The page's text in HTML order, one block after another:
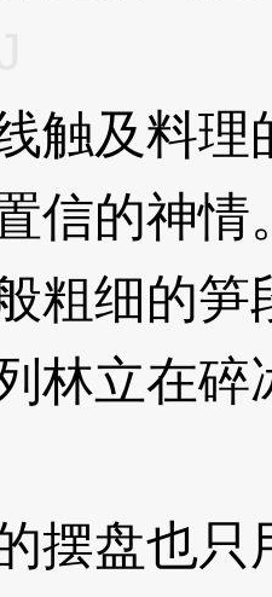
及料理
信的神情
细的笋
林立在
盘也只